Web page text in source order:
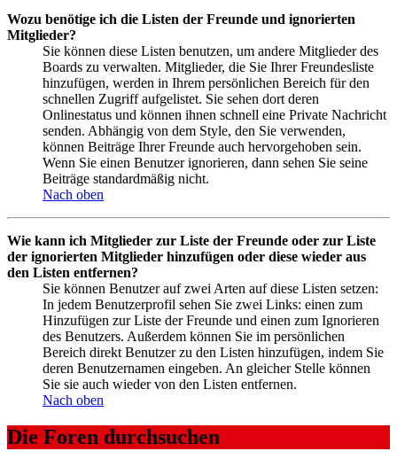
Wozu benötige ich die Listen der Freunde und ignorierten
Mitglieder?
Sie können diese Listen benutzen, um andere Mitglieder des
Boards zu verwalten. Mitglieder, die Sie Ihrer Freundesliste
hinzufügen, werden in Ihrem persönlichen Bereich für den
schnellen Zugriff aufgelistet. Sie sehen dort deren
Onlinestatus und können ihnen schnell eine Private Nachricht
senden. Abhängig von dem Style, den Sie verwenden,
können Beiträge Ihrer Freunde auch hervorgehoben sein.
Wenn Sie einen Benutzer ignorieren, dann sehen Sie seine
Beiträge standardmäßig nicht.
Nach oben
Wie kann ich Mitglieder zur Liste der Freunde oder zur Liste
der ignorierten Mitglieder hinzufügen oder diese wieder aus
den Listen entfernen?
Sie können Benutzer auf zwei Arten auf diese Listen setzen:
In jedem Benutzerprofil sehen Sie zwei Links: einen zum
Hinzufügen zur Liste der Freunde und einen zum Ignorieren
des Benutzers. Außerdem können Sie im persönlichen
Bereich direkt Benutzer zu den Listen hinzufügen, indem Sie
deren Benutzernamen eingeben. An gleicher Stelle können
Sie sie auch wieder von den Listen entfernen.
Nach oben
Die Foren durchsuchen